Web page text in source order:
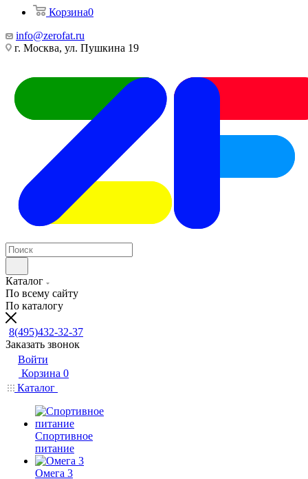
Корзина0
info@zerofat.ru
г. Москва, ул. Пушкина 19
Каталог
По всему сайту
По каталогу
8(495)432-32-37
Заказать звонок
Войти
Корзина 0
Каталог
Спортивное
питание
Омега 3